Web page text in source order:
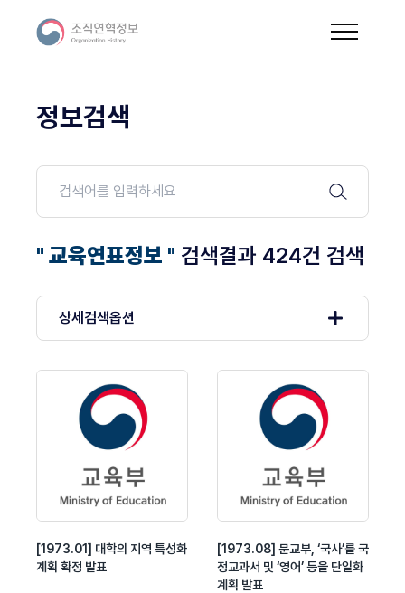
정보검색
" 교육연표정보 " 검색결과 424건 검색
상세검색옵션
[1973.01] 대학의 지역 특성화
계획 확정 발표
[1973.08] 문교부, ‘국사’를 국
정교과서 및 ‘영어’ 등을 단일화
계획 발표